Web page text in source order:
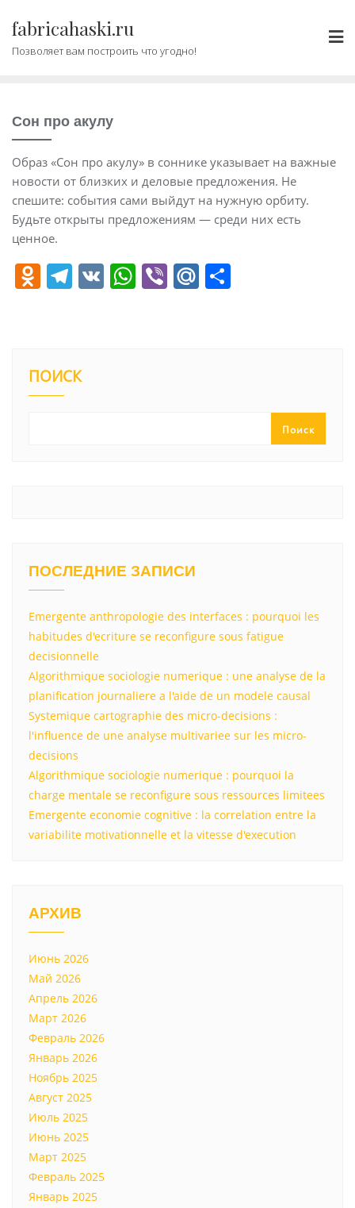
содержимому
fabricahaski.ru
Позволяет вам построить что угодно!
Сон про акулу
Образ «Сон про акулу» в соннике указывает на важные
новости от близких и деловые предложения. Не
спешите: события сами выйдут на нужную орбиту.
Будьте открыты предложениям — среди них есть
ценное.
O
kl
a
T
a
V W Vi M
ПОИСК
Поиск
ПОСЛЕДНИЕ ЗАПИСИ
Emergente anthropologie des interfaces : pourquoi les
habitudes d'ecriture se reconfigure sous fatigue
decisionnelle
Algorithmique sociologie numerique : une analyse de la
planification journaliere a l'aide de un modele causal
Systemique cartographie des micro-decisions :
l'influence de une analyse multivariee sur les micro-
decisions
Algorithmique sociologie numerique : pourquoi la
charge mentale se reconfigure sous ressources limitees
Emergente economie cognitive : la correlation entre la
variabilite motivationnelle et la vitesse d'execution
АРХИВ
Июнь 2026
Май 2026
Апрель 2026
Март 2026
Февраль 2026
Январь 2026
Ноябрь 2025
Август 2025
Июль 2025
Июнь 2025
Март 2025
Февраль 2025
Январь 2025